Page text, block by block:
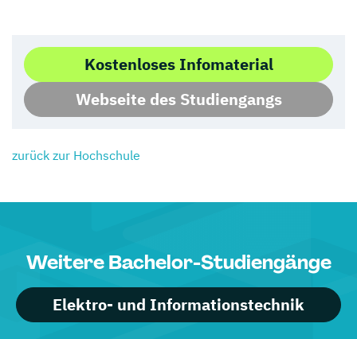
Kostenloses Infomaterial
Webseite des Studiengangs
zurück zur Hochschule
Weitere Bachelor-Studiengänge
Elektro- und Informationstechnik